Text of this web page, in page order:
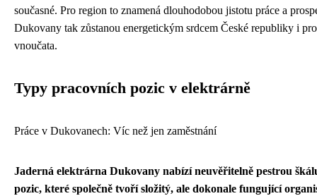
současné. Pro region to znamená dlouhodobou jistotu práce a
Dukovany tak zůstanou energetickým srdcem České republiky i
vnoučata.
Typy pracovních pozic v elektrárně
Práce v Dukovanech: Víc než jen zaměstnání
Jaderná elektrárna Dukovany nabízí neuvěřitelně pestrou
pozic, které společně tvoří složitý, ale dokonale fungující